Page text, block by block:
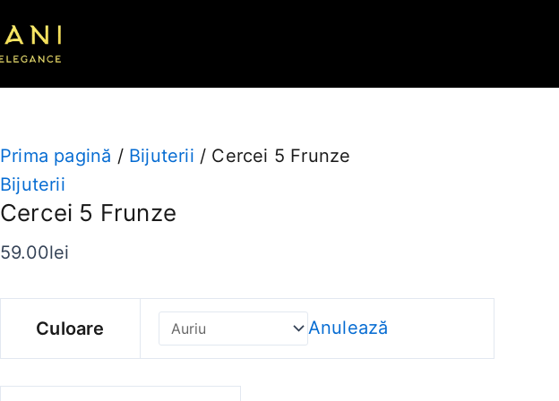
Prima pagină / Bijuterii / Cercei 5 Frunze
Bijuterii
Cercei 5 Frunze
59.00lei
Culoare Anulează
Cercei